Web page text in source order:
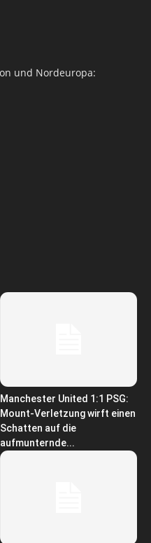
und Nordeuropa:
Manchester United 1:1 PSG:
Mount-Verletzung wirft einen
Schatten auf die
aufmunternde...